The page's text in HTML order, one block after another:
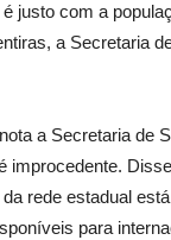
justo com a
a Secretaria
a Secretaria de
improcedente.
rede estadual
para